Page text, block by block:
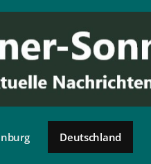
Deutschland